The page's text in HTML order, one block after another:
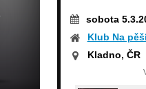
sobota
Klub Na
Kladno, ČR